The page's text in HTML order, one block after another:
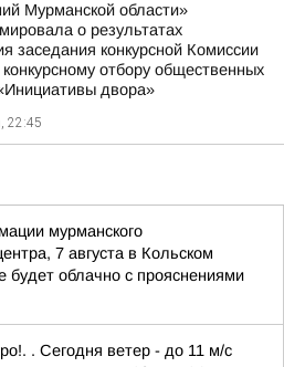
Мурманской области»
о результатах
заседания конкурсной Комиссии
отбору общественных
двора»
22:45
мурманского
7 августа в Кольском
будет облачно с прояснениями
. Сегодня ветер - до 11 м/с